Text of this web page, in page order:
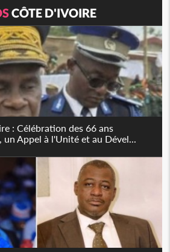
CÔTE D'IVOIRE
: Célébration des 66 ans
un Appel à l'Unité et au Dével...